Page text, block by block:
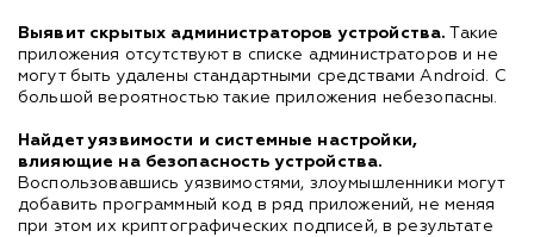
Выявит скрытых администраторов устройства. Такие
приложения отсутствуют в списке администраторов и не
могут быть удалены стандартными средствами Android. С
большой вероятностью такие приложения небезопасны.
Найдет уязвимости и системные настройки,
влияющие на безопасность устройства.
Воспользовавшись уязвимостями, злоумышленники могут
добавить программный код в ряд приложений, не меняя
при этом их криптографических подписей, в результате